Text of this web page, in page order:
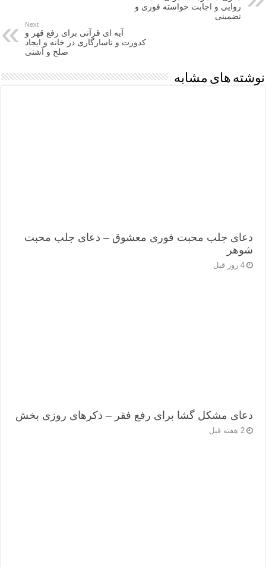
روایی و اجابت خواسته فوری و
تضمینی
Next
آیه ای قرآنی برای رفع قهر و
کدورت و ناسازگاری در خانه و ایجاد
صلح و آشتی
نوشته های مشابه
دعای جلب محبت فوری معشوق – دعای جلب محبت
شوهر
4 روز قبل
دعای مشکل گشا برای رفع فقر – ذکرهای روزی‌ بخش
2 هفته قبل